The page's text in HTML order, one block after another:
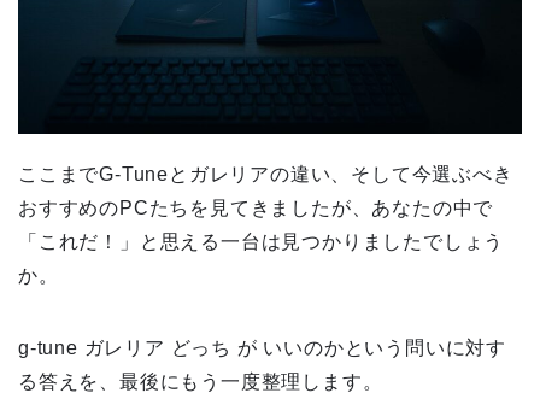
ここまでG-Tuneとガレリアの違い、そして今選ぶべき
おすすめのPCたちを見てきましたが、あなたの中で
「これだ！」と思える一台は見つかりましたでしょう
か。
g-tune ガレリア どっち が いいのかという問いに対す
る答えを、最後にもう一度整理します。